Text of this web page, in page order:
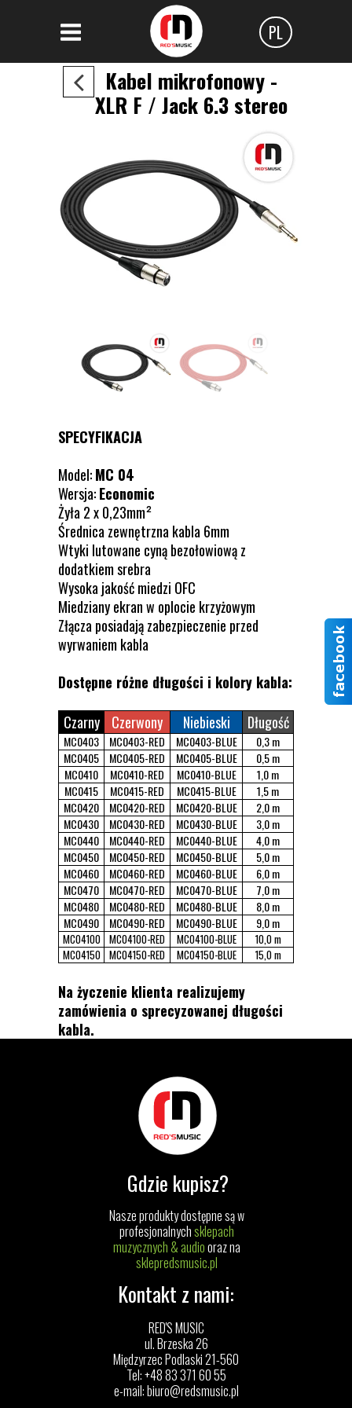
PL
Polski
Angielski
Czeski
Kabel mikrofonowy -
XLR F / Jack 6.3 stereo
SPECYFIKACJA
Model:MC 04
Wersja:Economic
Żyła 2 x 0,23mm²
Średnica zewnętrzna kabla 6mm
Wtyki lutowane cyną bezołowiową z
dodatkiem srebra
Wysoka jakość miedzi OFC
Miedziany ekran w oplocie krzyżowym
Złącza posiadają zabezpieczenie przed
wyrwaniem kabla
Dostępne różne długości i kolory kabla:
Czarny
Czerwony Niebieski Długość
MC0403 MC0403-RED MC0403-BLUE
0,3 m
MC0405
MC0405-RED MC0405-BLUE
0,5 m
MC0410
MC0410-RED MC0410-BLUE
1,0 m
MC0415
MC0415-RED MC0415-BLUE
1,5 m
MC0420
MC0420-RED MC0420-BLUE
2,0 m
MC0430
MC0430-RED MC0430-BLUE
3,0 m
MC0440
MC0440-RED MC0440-BLUE
4,0 m
MC0450
MC0450-RED MC0450-BLUE
5,0 m
MC0460
MC0460-RED MC0460-BLUE
6,0 m
MC0470
MC0470-RED MC0470-BLUE
7,0 m
MC0480
MC0480-RED MC0480-BLUE
8,0 m
MC0490
MC0490-RED MC0490-BLUE 9,0 m
MC04100 MC04100-RED MC04100-BLUE
10,0 m
MC04150 MC04150-RED MC04150-BLUE 15,0 m
Na życzenie klienta realizujemy
zamówienia o sprecyzowanej długości
kabla.
Nasze produkty dostępne są w
profesjonalnychsklepach
muzycznych & audiooraz na
sklepredsmusic.pl
Gdzie kupisz?
Kontakt z nami:
RED'S MUSIC
ul. Brzeska 26
Międzyrzec Podlaski 21-560
Tel: +48 83 371 60 55
e-mail:biuro@redsmusic.pl